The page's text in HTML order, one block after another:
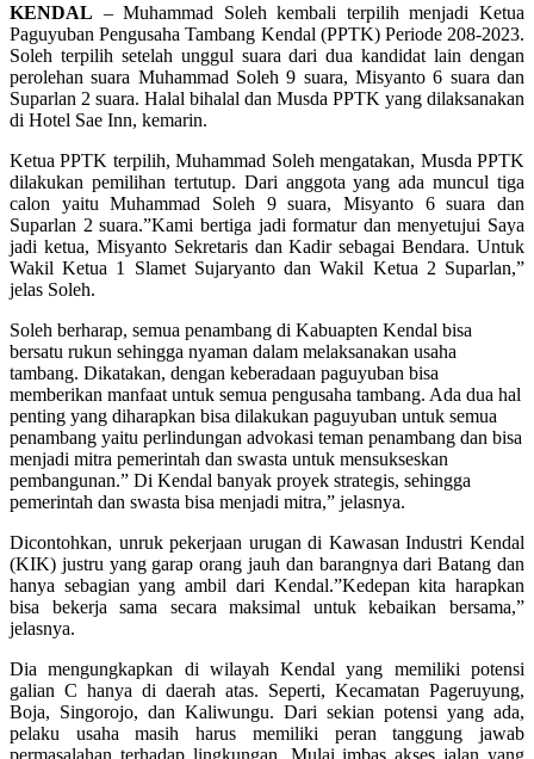
KENDAL – Muhammad Soleh kembali terpilih menjadi Ketua
Paguyuban Pengusaha Tambang Kendal (PPTK) Periode 208-2023.
Soleh terpilih setelah unggul suara dari dua kandidat lain dengan
perolehan suara Muhammad Soleh 9 suara, Misyanto 6 suara dan
Suparlan 2 suara. Halal bihalal dan Musda PPTK yang dilaksanakan
di Hotel Sae Inn, kemarin.
Ketua PPTK terpilih, Muhammad Soleh mengatakan, Musda PPTK
dilakukan pemilihan tertutup. Dari anggota yang ada muncul tiga
calon yaitu Muhammad Soleh 9 suara, Misyanto 6 suara dan
Suparlan 2 suara.”Kami bertiga jadi formatur dan menyetujui Saya
jadi ketua, Misyanto Sekretaris dan Kadir sebagai Bendara. Untuk
Wakil Ketua 1 Slamet Sujaryanto dan Wakil Ketua 2 Suparlan,”
jelas Soleh.
Soleh berharap, semua penambang di Kabuapten Kendal bisa
bersatu rukun sehingga nyaman dalam melaksanakan usaha
tambang. Dikatakan, dengan keberadaan paguyuban bisa
memberikan manfaat untuk semua pengusaha tambang. Ada dua hal
penting yang diharapkan bisa dilakukan paguyuban untuk semua
penambang yaitu perlindungan advokasi teman penambang dan bisa
menjadi mitra pemerintah dan swasta untuk mensukseskan
pembangunan.” Di Kendal banyak proyek strategis, sehingga
pemerintah dan swasta bisa menjadi mitra,” jelasnya.
Dicontohkan, unruk pekerjaan urugan di Kawasan Industri Kendal
(KIK) justru yang garap orang jauh dan barangnya dari Batang dan
hanya sebagian yang ambil dari Kendal.”Kedepan kita harapkan
bisa bekerja sama secara maksimal untuk kebaikan bersama,”
jelasnya.
Dia mengungkapkan di wilayah Kendal yang memiliki potensi
galian C hanya di daerah atas. Seperti, Kecamatan Pageruyung,
Boja, Singorojo, dan Kaliwungu. Dari sekian potensi yang ada,
pelaku usaha masih harus memiliki peran tanggung jawab
permasalahan terhadap lingkungan. Mulai imbas akses jalan yang